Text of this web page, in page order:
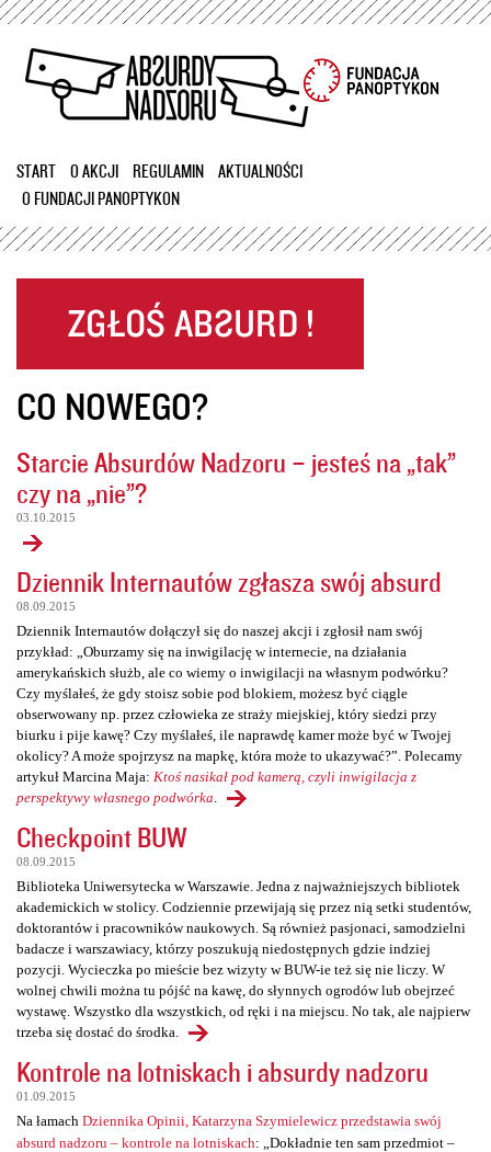
Przejdź
treści
START O AKCJI REGULAMIN
AKTUALNOŚCI
O FUNDACJI PANOPTYKON
CO NOWEGO?
Starcie Absurdów Nadzoru – jesteś na „tak”
czy na „nie”?
03.10.2015
Dziennik Internautów zgłasza swój absurd
08.09.2015
Dziennik Internautów dołączył się do naszej akcji i zgłosił nam swój
przykład: „Oburzamy się na inwigilację w internecie, na działania
amerykańskich służb, ale co wiemy o inwigilacji na własnym podwórku?
Czy myślałeś, że gdy stoisz sobie pod blokiem, możesz być ciągle
obserwowany np. przez człowieka ze straży miejskiej, który siedzi przy
biurku i pije kawę? Czy myślałeś, ile naprawdę kamer może być w Twojej
okolicy? A może spojrzysz na mapkę, która może to ukazywać?”. Polecamy
artykuł Marcina Maja: Ktoś nasikał pod kamerą, czyli inwigilacja z
perspektywy własnego podwórka
Checkpoint BUW
08.09.2015
Biblioteka Uniwersytecka w Warszawie. Jedna z najważniejszych bibliotek
akademickich w stolicy. Codziennie przewijają się przez nią setki studentów,
doktorantów i pracowników naukowych. Są również pasjonaci, samodzielni
badacze i warszawiacy, którzy poszukują niedostępnych gdzie indziej
pozycji. Wycieczka po mieście bez wizyty w BUW-ie też się nie liczy. W
wolnej chwili można tu pójść na kawę, do słynnych ogrodów lub obejrzeć
wystawę. Wszystko dla wszystkich, od ręki i na miejscu. No tak, ale najpierw
trzeba się dostać do środka.
Kontrole na lotniskach i absurdy nadzoru
01.09.2015
Na łamach Dziennika Opinii, Katarzyna Szymielewicz przedstawia swój
absurd nadzoru – kontrole na lotniskach: „Dokładnie ten sam przedmiot –